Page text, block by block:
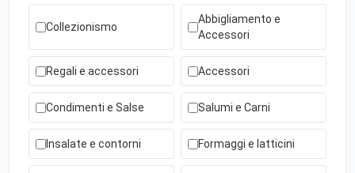
Collezionismo
Abbigliamento e
Accessori
Regali e accessori Accessori
Condimenti e Salse Salumi e Carni
Insalate e contorni Formaggi e latticini